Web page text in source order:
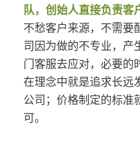
队，创始人直接负责客
不愁客户来源，不需要
司因为做的不专业，产
门客服去应对，必要的
在理念中就是追求长远
公司；价格制定的标准
可。